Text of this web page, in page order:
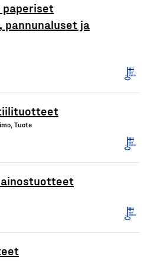
pannunaluset ja
Tuote